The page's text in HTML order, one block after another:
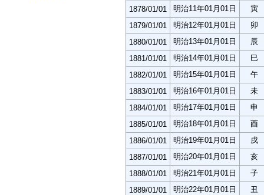
1878/01/01
明治11年01月01日
寅
1879/01/01
明治12年01月01日
卯
1880/01/01
明治13年01月01日
辰
1881/01/01
明治14年01月01日
巳
1882/01/01
明治15年01月01日
午
1883/01/01
明治16年01月01日
未
1884/01/01
明治17年01月01日
申
1885/01/01
明治18年01月01日
酉
1886/01/01
明治19年01月01日
戌
1887/01/01
明治20年01月01日
亥
1888/01/01
明治21年01月01日
子
1889/01/01
明治22年01月01日
丑